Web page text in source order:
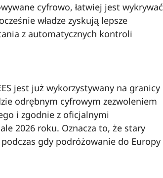
cyfrowo, łatwiej jest wykrywać
władze zyskują lepsze
z automatycznych kontroli
jest już wykorzystywany na granicy
odrębnym cyfrowym zezwoleniem
i zgodnie z oficjalnymi
2026 roku. Oznacza to, że stary
gdy podróżowanie do Europy